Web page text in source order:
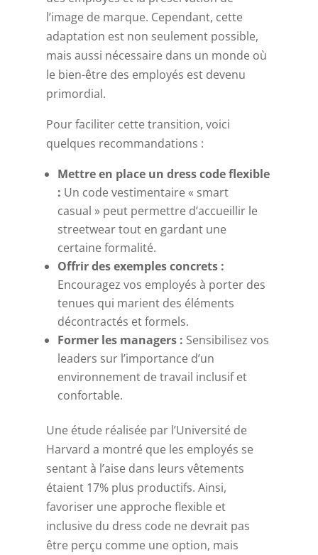
l’image de marque. Cependant, cette
adaptation est non seulement possible,
mais aussi nécessaire dans un monde où
le bien-être des employés est devenu
primordial.
Pour faciliter cette transition, voici
quelques recommandations :
Mettre en place un dress code flexible
: Un code vestimentaire « smart
casual » peut permettre d’accueillir le
streetwear tout en gardant une
certaine formalité.
Offrir des exemples concrets :
Encouragez vos employés à porter des
tenues qui marient des éléments
décontractés et formels.
Former les managers : Sensibilisez vos
leaders sur l’importance d’un
environnement de travail inclusif et
confortable.
Une étude réalisée par l’Université de
Harvard a montré que les employés se
sentant à l’aise dans leurs vêtements
étaient 17% plus productifs. Ainsi,
favoriser une approche flexible et
inclusive du dress code ne devrait pas
être perçu comme une option, mais